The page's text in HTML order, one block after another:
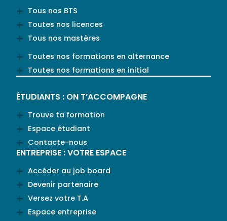
Tous nos BTS
Toutes nos licences
Tous nos mastères
Toutes nos formations en alternance
Toutes nos formations en initial
ÉTUDIANTS : ON T’ACCOMPAGNE
Trouve ta formation
Espace étudiant
Contacte-nous
ENTREPRISE : VOTRE ESPACE
Accéder au job board
Devenir partenaire
Versez votre T.A
Espace entreprise